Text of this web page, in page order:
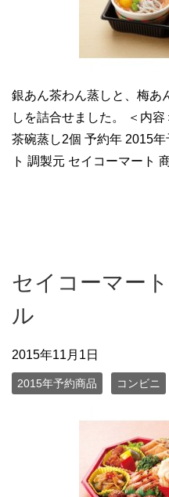
銀あん茶わん蒸しと、梅あ
しを詰合せました。 ＜内
茶碗蒸し2個 予約年 2015
ト 調製元 セイコーマート
セイコーマー
ル
2015年11月1日
2015年予約商品 コンビニ